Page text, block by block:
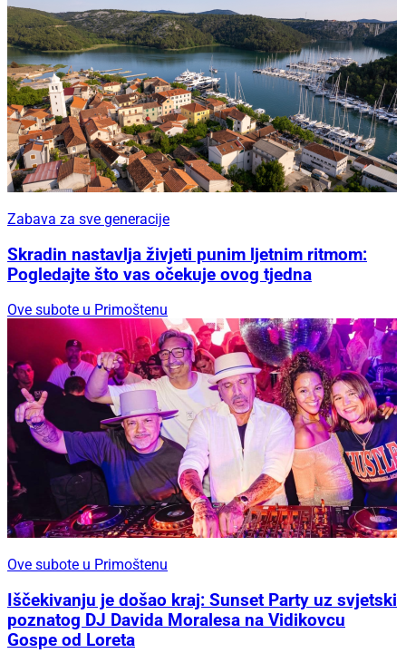
Zabava za sve generacije
Skradin nastavlja živjeti punim ljetnim ritmom:
Pogledajte što vas očekuje ovog tjedna
Ove subote u Primoštenu
Ove subote u Primoštenu
Iščekivanju je došao kraj: Sunset Party uz svjetski
poznatog DJ Davida Moralesa na Vidikovcu
Gospe od Loreta